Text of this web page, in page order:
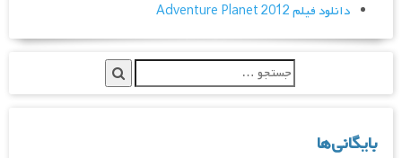
دانلود فیلم Adventure Planet 2012
بایگانی‌ها